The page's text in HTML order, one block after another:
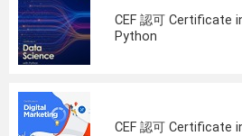
CEF 認可 Certificate
Python
CEF 認可 Certificate